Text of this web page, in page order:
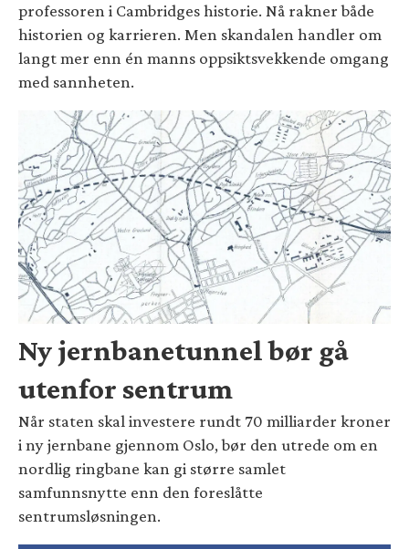
professoren i Cambridges historie. Nå rakner både
historien og karrieren. Men skandalen handler om
langt mer enn én manns oppsiktsvekkende omgang
med sannheten.
Ny jernbanetunnel bør gå
utenfor sentrum
Når staten skal investere rundt 70 milliarder kroner
i ny jernbane gjennom Oslo, bør den utrede om en
nordlig ringbane kan gi større samlet
samfunnsnytte enn den foreslåtte
sentrumsløsningen.